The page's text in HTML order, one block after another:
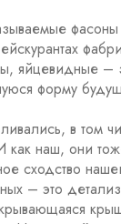
яйцевидные –
форму
в том
как наш, они
сходство
– это